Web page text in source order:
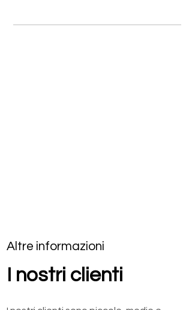
Altre informazioni
I nostri clienti